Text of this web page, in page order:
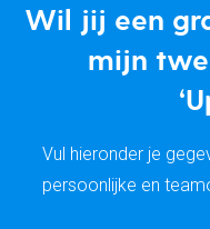
Wil jij een
mijn
Vul hieronder je
persoonlijke en